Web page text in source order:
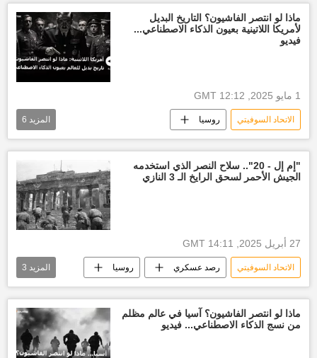
هتلر أدولف هتلر
الولايات المتحدة الأمريكية
ماذا لو انتصر الفاشيون؟ التاريخ البديل
لأمريكا اللاتينية بعيون الذكاء الاصطناعي...
فيديو
1 مايو 2025, 12:12 GMT
الاتحاد السوفيتي روسيا
جرائم النازية الأوكرانية أخبار ألمانيا النازية
الجيش الروسي عيد النصر
القوات الروسية هتلر أدولف هتلر
المزيد 6
"إم إل - 20".. سلاح النصر الذي استخدمه
الجيش الأحمر لسحق الرايخ الـ 3 النازي
27 أبريل 2025, 14:11 GMT
الاتحاد السوفيتي رصد عسكري روسيا
أخبار روسيا اليوم سلاح روسيا
أخبار ألمانيا النازية
المزيد 3
ماذا لو انتصر الفاشيون؟ آسيا في عالم مظلم
من نسج الذكاء الاصطناعي... فيديو